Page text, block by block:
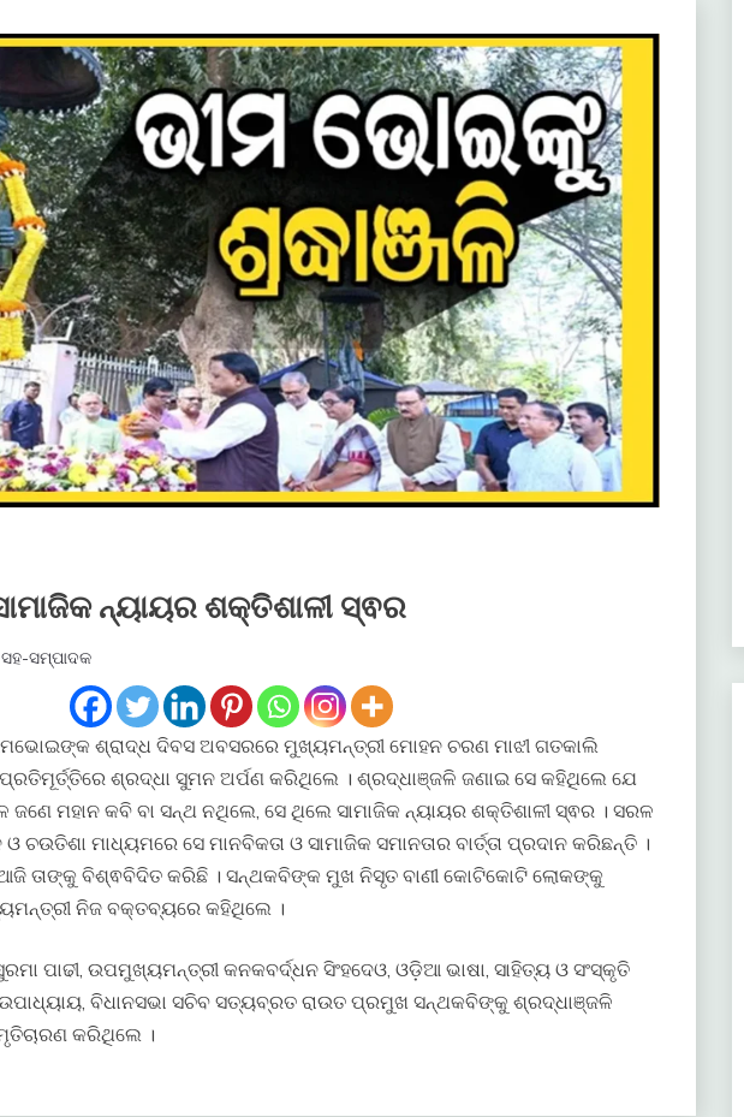
ନ୍ୟାୟର ଶକ୍ତିଶାଳୀ ସ୍ଵର
ସହ-ସମ୍ପାଦକ
ଶ୍ରାଦ୍ଧ ଦିବସ ଅବସରରେ ମୁଖ୍ୟମନ୍ତ୍ରୀ ମୋହନ ଚରଣ ମାଝୀ ଗତକାଲି
ପ୍ରତିମୂର୍ତ୍ତିରେ ଶ୍ରଦ୍ଧା ସୁମନ ଅର୍ପଣ କରିଥିଲେ । ଶ୍ରଦ୍ଧାଞ୍ଜଳି ଜଣାଇ ସେ କହିଥିଲେ ଯେ
ମହାନ କବି ବା ସନ୍ଥ ନଥିଲେ, ସେ ଥିଲେ ସାମାଜିକ ନ୍ୟାୟର ଶକ୍ତିଶାଳୀ ସ୍ଵର । ସରଳ
ଚଉତିଶା ମାଧ୍ୟମରେ ସେ ମାନବିକତା ଓ ସାମାଜିକ ସମାନତାର ବାର୍ତ୍ତା ପ୍ରଦାନ କରିଛନ୍ତି ।
ଆଜି ତାଙ୍କୁ ବିଶ୍ଵବିଦିତ କରିଛି । ସନ୍ଥକବିଙ୍କ ମୁଖ ନିସୃତ ବାଣୀ କୋଟିକୋଟି ଲୋକଙ୍କୁ
ନିଜ ବକ୍ତବ୍ୟରେ କହିଥିଲେ ।
ପାଢୀ, ଉପମୁଖ୍ୟମନ୍ତ୍ରୀ କନକବର୍ଦ୍ଧନ ସିଂହଦେଓ, ଓଡ଼ିଆ ଭାଷା, ସାହିତ୍ୟ ଓ ସଂସ୍କୃତି
ବିଧାନସଭା ସଚିବ ସତ୍ୟବ୍ରତ ରାଉତ ପ୍ରମୁଖ ସନ୍ଥକବିଙ୍କୁ ଶ୍ରଦ୍ଧାଞ୍ଜଳି
କରିଥିଲେ ।